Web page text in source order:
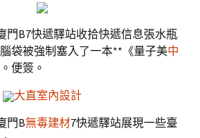
門B7快遞驛站收拾快遞信息張水瓶
袋被強制塞入了一本**《量子美中
便簽。
大直室內設計
門B無毒建材7快遞驛站展現一些臺